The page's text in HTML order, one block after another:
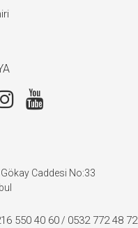
Caddesi No:33
550 40 60 / 0532 772 48 72